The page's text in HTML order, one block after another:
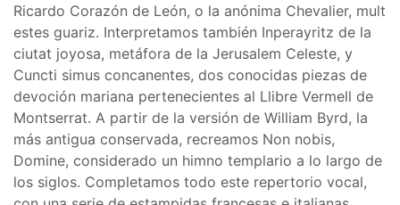
Ricardo Corazón de León, o la anónima Chevalier, mult
estes guariz. Interpretamos también Inperayritz de la
ciutat joyosa, metáfora de la Jerusalem Celeste, y
Cuncti simus concanentes, dos conocidas piezas de
devoción mariana pertenecientes al Llibre Vermell de
Montserrat. A partir de la versión de William Byrd, la
más antigua conservada, recreamos Non nobis,
Domine, considerado un himno templario a lo largo de
los siglos. Completamos todo este repertorio vocal,